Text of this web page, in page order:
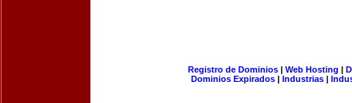
Registro de Dominios| Web Hosting |
Dominios Expirados | Industrias |